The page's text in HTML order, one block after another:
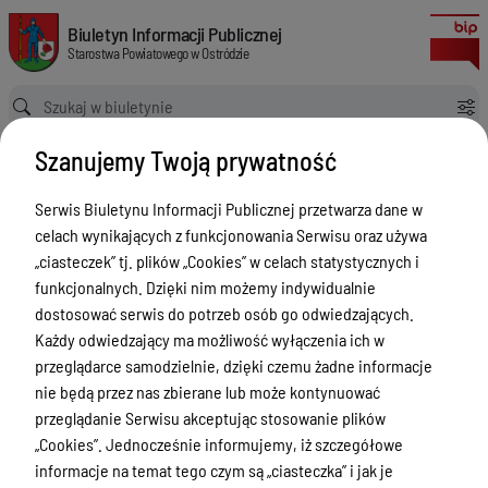
Plan zamówień publicznych
Biuletyn Informacji Publicznej Starostwa Powiatowego w Ostródzie
Biuletyn Informacji Publicznej
Starostwa Powiatowego w Ostródzie
Ścieżka powrotu
Strona główna Informacja Plan zamówień publicznych
Informacja
Menu Przedmiotowe
Starostwo Powiatowe
Poradnik Interesanta
Informacje o naborze
Zamówienia Publiczne
Tablica ogłoszeń
Dyżury Aptek w Powiecie Ostródzkim
Wersja
nieobowiązująca z dnia
08-12-2021 13:16:28
Drukuj
Plan zamówień
publicznych
Załączniki
Szanujemy Twoją prywatność
Serwis Biuletynu Informacji Publicznej przetwarza dane w
celach wynikających z funkcjonowania Serwisu oraz używa
„ciasteczek” tj. plików „Cookies” w celach statystycznych i
funkcjonalnych. Dzięki nim możemy indywidualnie
dostosować serwis do potrzeb osób go odwiedzających.
Każdy odwiedzający ma możliwość wyłączenia ich w
przeglądarce samodzielnie, dzięki czemu żadne informacje
nie będą przez nas zbierane lub może kontynuować
przeglądanie Serwisu akceptując stosowanie plików
„Cookies”. Jednocześnie informujemy, iż szczegółowe
informacje na temat tego czym są „ciasteczka” i jak je